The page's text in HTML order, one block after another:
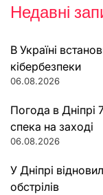
Недавні
В Україні
кібербезпеки
06.08.2026
Погода в Дніпрі
спека на заході
06.08.2026
У Дніпрі
обстрілів